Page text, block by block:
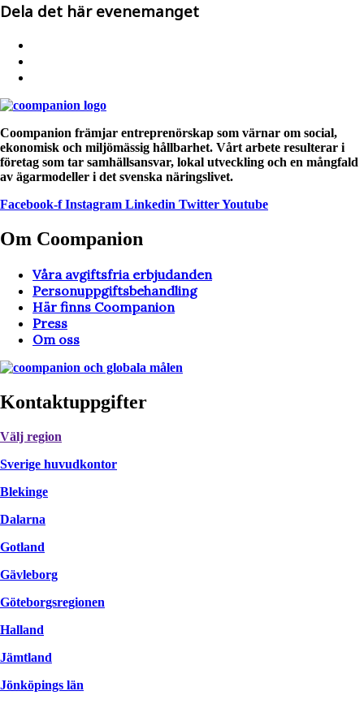
Dela det här evenemanget
Coompanion främjar entreprenörskap som värnar om social,
ekonomisk och miljömässig hållbarhet. Vårt arbete resulterar i
företag som tar samhällsansvar, lokal utveckling och en mångfald
av ägarmodeller i det svenska näringslivet.
Facebook-f Instagram Linkedin TwitterYoutube
Om Coompanion
Våra avgiftsfria erbjudanden
Personuppgiftsbehandling
Här finns Coompanion
Press
Om oss
Kontaktuppgifter
Välj region
Sverige huvudkontor
Blekinge
Dalarna
Gotland
Gävleborg
Göteborgsregionen
Halland
Jämtland
Jönköpings län